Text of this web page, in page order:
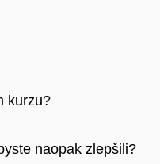
kurzu?
naopak zlepšili?